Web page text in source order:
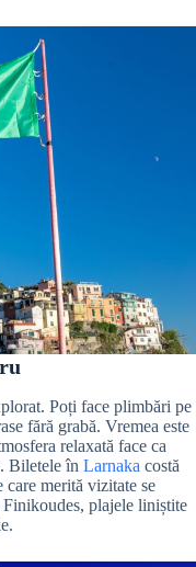
Poți face plimbări pe
fără grabă. Vremea este
relaxată face ca
Biletele în Larnaka costă
merită vizitate se
plajele liniștite